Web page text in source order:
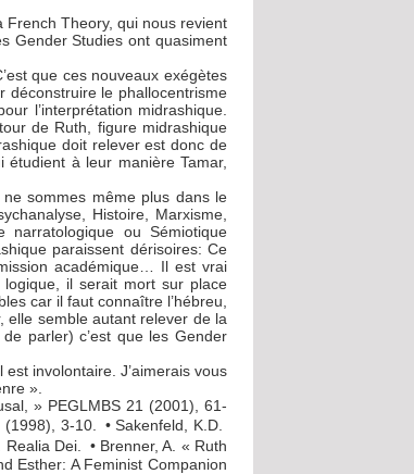
Theory, qui nous revient
Gender Studies ont quasiment
que ces nouveaux exégètes
déconstruire le phallocentrisme
l’interprétation midrashique.
de Ruth, figure midrashique
doit relever est donc de
étudient à leur manière Tamar,
sommes même plus dans le
Histoire, Marxisme,
narratologique ou Sémiotique
paraissent dérisoires: Ce
académique… Il est vrai
il serait mort sur place
car il faut connaître l’hébreu,
elle semble autant relever de la
parler) c’est que les Gender
involontaire. J’aimerais vous
».
» PEGLMBS 21 (2001), 61-
3-10. • Sakenfeld, K.D.
Dei. • Brenner, A. « Ruth
Esther: A Feminist Companion